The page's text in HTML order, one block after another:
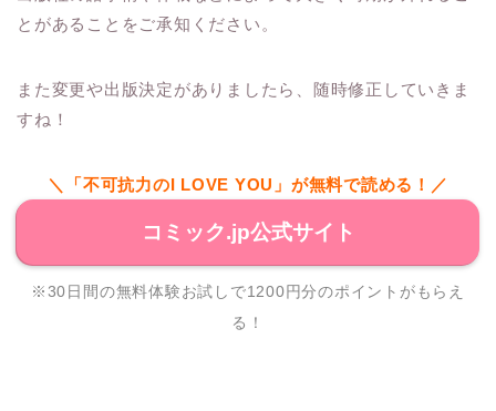
とがあることをご承知ください。
また変更や出版決定がありましたら、随時修正していきま
すね！
＼「不可抗力のI LOVE YOU」が無料で読める！／
コミック.jp公式サイト
※30日間の無料体験お試しで1200円分のポイントがもらえ
る！